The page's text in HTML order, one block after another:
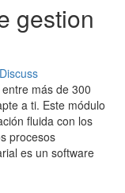
gestion
Discuss
más de 300
a ti. Este módulo
fluida con los
procesos
es un software